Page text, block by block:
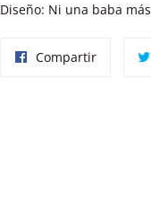
Diseño: Ni una baba más
CompartirCompartir